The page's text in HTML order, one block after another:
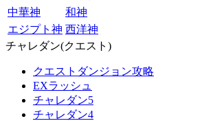
中華神
和神
エジプト神 西洋神
チャレダン(クエスト)
クエストダンジョン攻略
EXラッシュ
チャレダン5
チャレダン4